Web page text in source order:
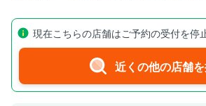
現在こちらの店舗はご予約の受付を停
近くの他の店舗